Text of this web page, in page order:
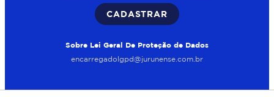
CADASTRAR
Sobre Lei Geral De Proteção de Dados
encarregadolgpd@jurunense.com.br